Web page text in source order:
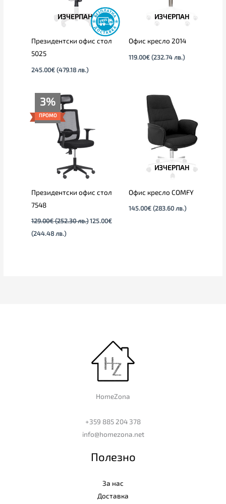
ИЗЧЕРПАН
Президентски офис стол
5025
245.00€ (479.18 лв.)
ИЗЧЕРПАН
Офис кресло 2014
119.00€ (232.74 лв.)
3%
ПРОМО
Президентски офис стол
7548
129.00€ (252.30 лв.)
(252.30
125.00€
(244.48 лв.)
Текущата
цена
е:
125.00€
(244.48
лв.).
ИЗЧЕРПАН
Офис кресло COMFY
145.00€ (283.60 лв.)
HomeZona
+359 885 204 378
info@homezona.net
Полезно
За нас
Доставка